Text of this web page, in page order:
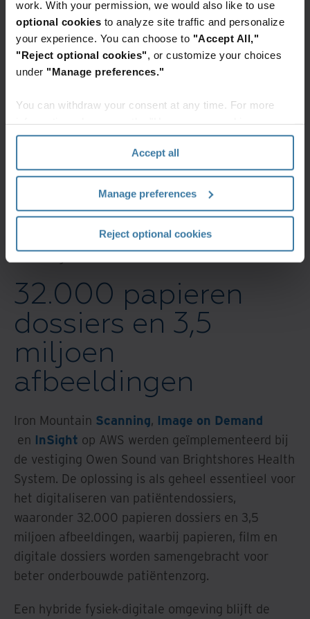
work. With your permission, we would also like to use
optional cookies to analyze site traffic and personalize
your experience. You can choose to "Accept All,"
"Reject optional cookies" , or customize your choices
under "Manage preferences."
You can withdraw your consent at any time. For more
section" of ourPrivacy Policy.
Accept all
Manage preferences
Reject optional cookies
hoofdpatiëntenindex van Owen Sound en het
retentieschema voor dossiers hielpen bij het
nemen van nauwkeurige beslissingen over het
bewaren en doorlopend gebruiken. De dossiers
opslag in archiefdozen en opslag op afroep.
Daarnaast wilde Brightshores Health System alle
dossiers identificeren die in aanmerking kwamen
voor vernietiging en zo de risico's en
Als gevolg daarvan werd 30% van de dossiers
waarvan de bewaartermijn was verstreken,
vernietigd.
32.000 papieren
dossiers en 3,5
miljoen
afbeeldingen
Iron Mountain Scanning, Image on Demand
en InSight op AWS werden geïmplementeerd bij
de vestiging Owen Sound van Brightshores Health
System. De oplossing is als geheel essentieel voor
het digitaliseren van patiëntendossiers,
waaronder 32.000 papieren dossiers en 3,5
miljoen afbeeldingen, waarbij papieren, film en
digitale dossiers worden samengebracht voor
beter onderbouwde patiëntenzorg.
Een hybride fysiek-digitale omgeving blijft de